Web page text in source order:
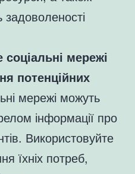
задоволеності
мережі
потенційних
мережі можуть
інформації про
Використовуйте
їхніх потреб,